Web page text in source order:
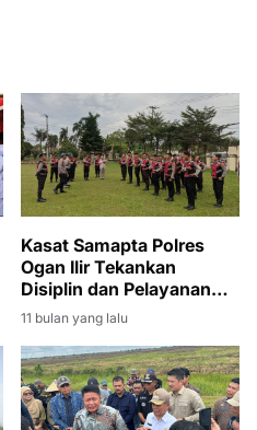
Kasat Samapta Polres
Ogan Ilir Tekankan
Disiplin dan Pelayanan
Ikhlas dalam Apel Fungsi
11 bulan yang lalu